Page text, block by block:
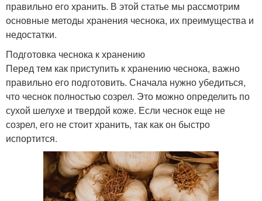
правильно его хранить. В этой статье мы рассмотрим
основные методы хранения чеснока, их преимущества и
недостатки.
Подготовка чеснока к хранению
Перед тем как приступить к хранению чеснока, важно
правильно его подготовить. Сначала нужно убедиться,
что чеснок полностью созрел. Это можно определить по
сухой шелухе и твердой коже. Если чеснок еще не
созрел, его не стоит хранить, так как он быстро
испортится.